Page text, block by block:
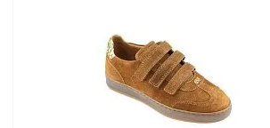
Купить в 1 клик
В избранное В наличии